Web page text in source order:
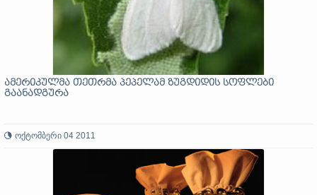
ამერიკულმა თეთრმა პეპელამ ზუგდიდის სოფლები
გაანადგურა
ოქტომბერი 04 2011